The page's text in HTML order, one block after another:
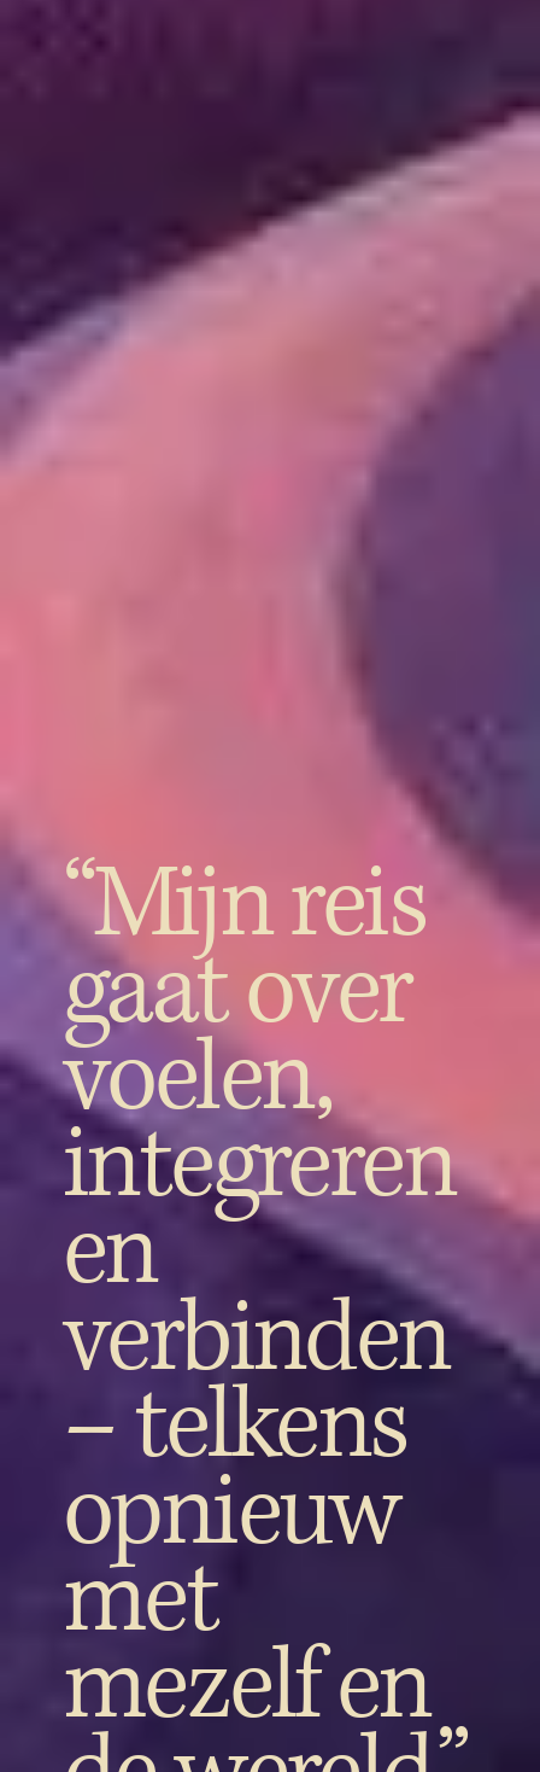
“Mijn reis
gaat over
voelen,
integreren
en
verbinden
– telkens
opnieuw
met
mezelf en